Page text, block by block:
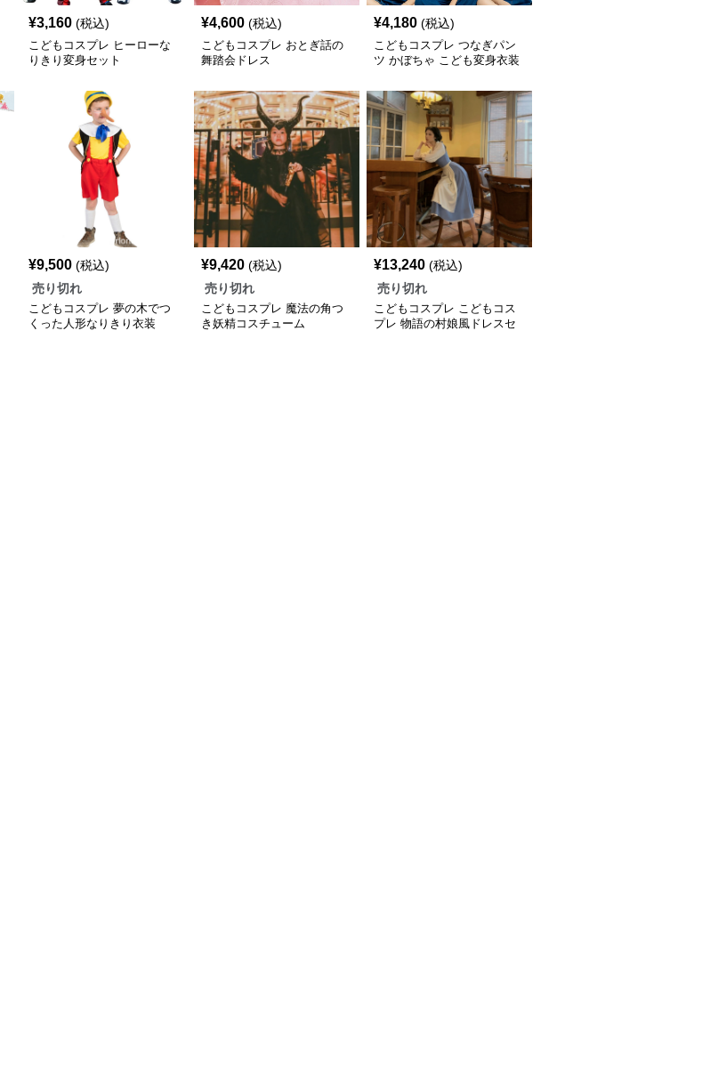
¥3,160 (税込)
こどもコスプレ ヒーローな
りきり変身セット
¥4,600 (税込)
こどもコスプレ おとぎ話の
舞踏会ドレス
¥4,180 (税込)
こどもコスプレ つなぎパン
ツ かぼちゃ こども変身衣装
¥9,500 (税込)
売り切れ
こどもコスプレ 夢の木でつ
くった人形なりきり衣装
¥9,420 (税込)
売り切れ
こどもコスプレ 魔法の角つ
き妖精コスチューム
¥13,240 (税込)
売り切れ
こどもコスプレ こどもコス
プレ 物語の村娘風ドレスセ